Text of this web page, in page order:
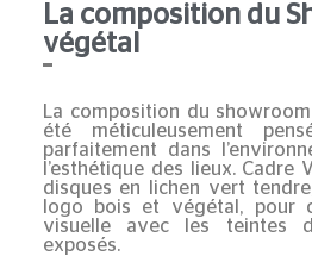
La composition du
végétal
La composition du
été méticuleusement
parfaitement dans
l’esthétique des lieux. Cadre
disques en lichen vert
logo bois et végétal , pour
visuelle avec les teintes
exposés.